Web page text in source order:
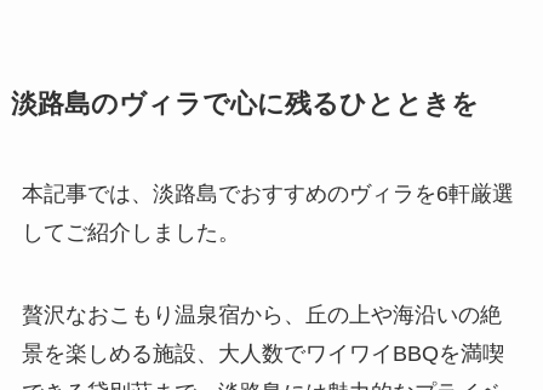
淡路島のヴィラで心に残るひとときを
本記事では、淡路島でおすすめのヴィラを6軒厳選
してご紹介しました。
贅沢なおこもり温泉宿から、丘の上や海沿いの絶
景を楽しめる施設、大人数でワイワイBBQを満喫